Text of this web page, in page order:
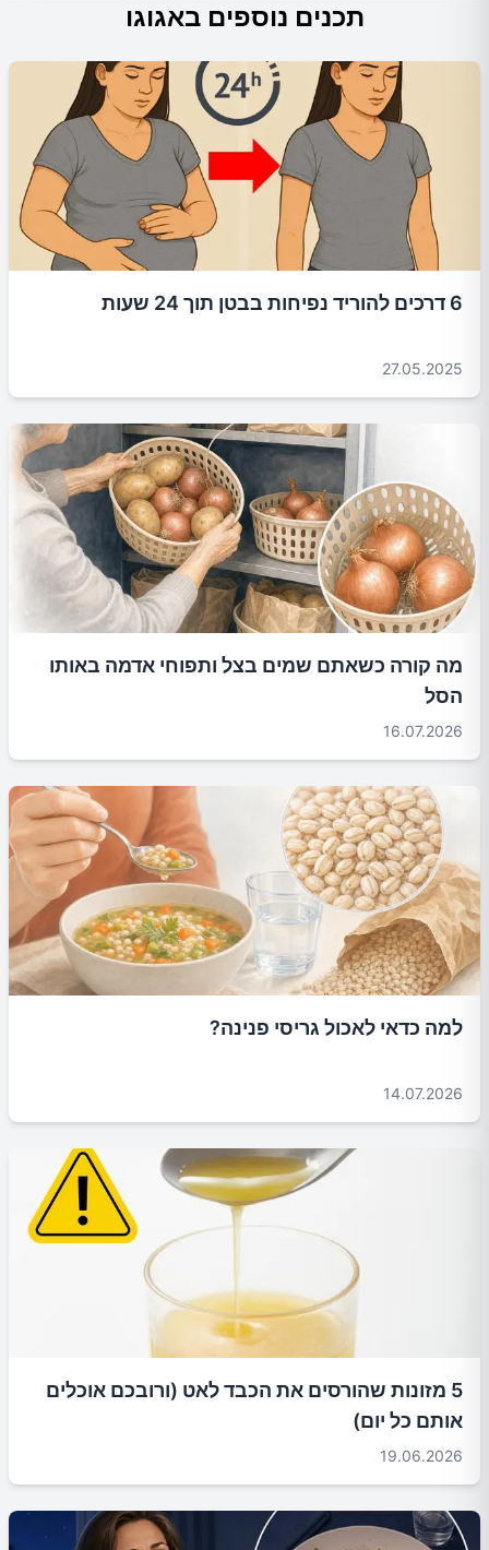
תכנים נוספים באגוגו
6 דרכים להוריד נפיחות בבטן תוך 24 שעות
27.05.2025
מה קורה כשאתם שמים בצל ותפוחי אדמה באותו
הסל
16.07.2026
למה כדאי לאכול גריסי פנינה?
14.07.2026
5 מזונות שהורסים את הכבד לאט (ורובכם אוכלים
אותם כל יום)
19.06.2026